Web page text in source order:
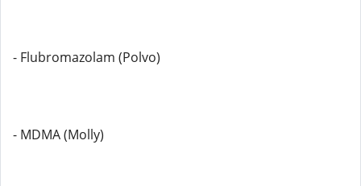
- Flubromazolam (Polvo)
- MDMA (Molly)